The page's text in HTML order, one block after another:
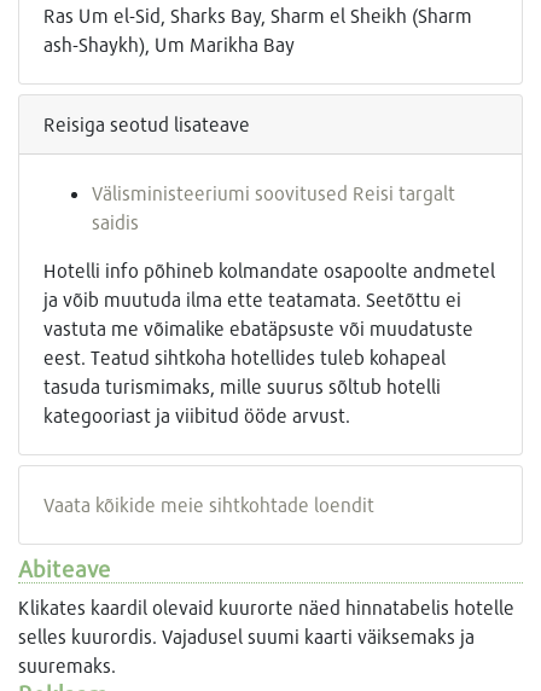
Ras Um el-Sid, Sharks Bay, Sharm el Sheikh (Sharm
ash-Shaykh), Um Marikha Bay
Reisiga seotud lisateave
Välisministeeriumi soovitused Reisi targalt
saidis
Hotelli info põhineb kolmandate osapoolte andmetel
ja võib muutuda ilma ette teatamata. Seetõttu ei
vastuta me võimalike ebatäpsuste või muudatuste
eest. Teatud sihtkoha hotellides tuleb kohapeal
tasuda turismimaks, mille suurus sõltub hotelli
kategooriast ja viibitud ööde arvust.
Vaata kõikide meie sihtkohtade loendit
Abiteave
Klikates kaardil olevaid kuurorte näed hinnatabelis hotelle
selles kuurordis. Vajadusel suumi kaarti väiksemaks ja
suuremaks.